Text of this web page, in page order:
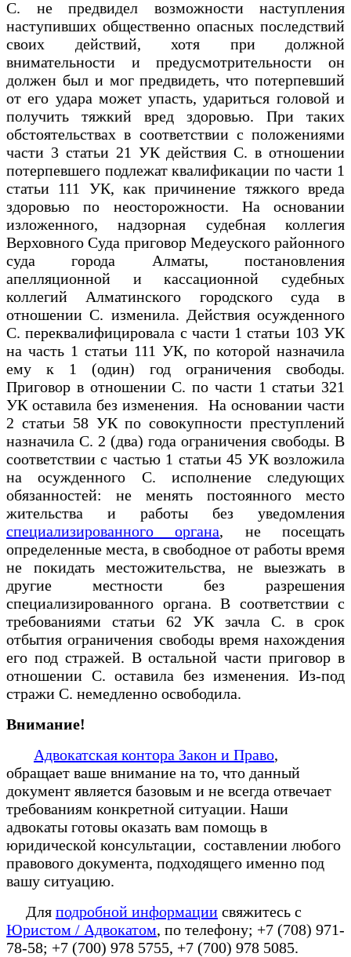
С. не предвидел возможности наступления
наступивших общественно опасных последствий
своих действий, хотя при должной
внимательности и предусмотрительности он
должен был и мог предвидеть, что потерпевший
от его удара может упасть, удариться головой и
получить тяжкий вред здоровью. При таких
обстоятельствах в соответствии с положениями
части 3 статьи 21 УК действия С. в отношении
потерпевшего подлежат квалификации по части 1
статьи 111 УК, как причинение тяжкого вреда
здоровью по неосторожности. На основании
изложенного, надзорная судебная коллегия
Верховного Суда приговор Медеуского районного
суда города Алматы, постановления
апелляционной и кассационной судебных
коллегий Алматинского городского суда в
отношении С. изменила. Действия осужденного
С. переквалифицировала с части 1 статьи 103 УК
на часть 1 статьи 111 УК, по которой назначила
ему к 1 (один) год ограничения свободы.
Приговор в отношении С. по части 1 статьи 321
УК оставила без изменения. На основании части
2 статьи 58 УК по совокупности преступлений
назначила С. 2 (два) года ограничения свободы. В
соответствии с частью 1 статьи 45 УК возложила
на осужденного С. исполнение следующих
обязанностей: не менять постоянного место
жительства и работы без уведомления
специализированного органа, не посещать
определенные места, в свободное от работы время
не покидать местожительства, не выезжать в
другие местности без разрешения
специализированного органа. В соответствии с
требованиями статьи 62 УК зачла С. в срок
отбытия ограничения свободы время нахождения
его под стражей. В остальной части приговор в
отношении С. оставила без изменения. Из-под
стражи С. немедленно освободила.
Внимание!
Адвокатская контора Закон и Право,
обращает ваше внимание на то, что данный
документ является базовым и не всегда отвечает
требованиям конкретной ситуации. Наши
адвокаты готовы оказать вам помощь в
юридической консультации, составлении любого
правового документа, подходящего именно под
вашу ситуацию.
Для подробной информации свяжитесь с
Юристом / Адвокатом, по телефону; +7 (708) 971-
78-58; +7 (700) 978 5755, +7 (700) 978 5085.